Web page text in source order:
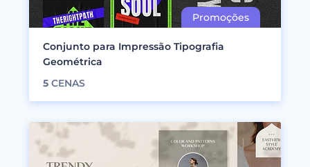
Conjunto para Impressão Tipografia
Geométrica
5 CENAS